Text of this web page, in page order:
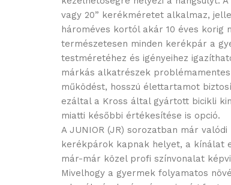
vagy 20” kerékméretet alkalmaz,
hároméves kortól akár 10 éves korig
természetesen minden kerékpár a
testméretéhez és igényeihez
márkás alkatrészek problémamentes
működést, hosszú élettartamot
ezáltal a Kross által gyártott bicikli
miatti későbbi értékesítése is opció.
A JUNIOR (JR) sorozatban már valódi
kerékpárok kapnak helyet, a kínálat
már-már közel profi színvonalat
Mivelhogy a gyermek folyamatos